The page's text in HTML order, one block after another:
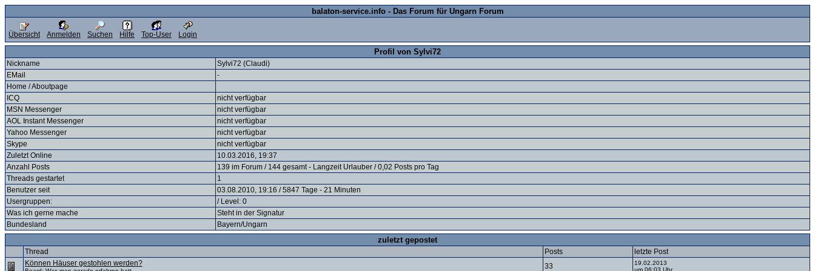
balaton-service.info - Das Forum für Ungarn Forum
Übersicht Anmelden Suchen Hilfe Top-User Login
Profil von Sylvi72
Nickname
Sylvi72 (Claudi)
EMail
-
Home / Aboutpage
ICQ
nicht verfügbar
MSN Messenger
nicht verfügbar
AOL Instant Messenger
nicht verfügbar
Yahoo Messenger
nicht verfügbar
Skype
nicht verfügbar
Zuletzt Online
10.03.2016, 19:37
Anzahl Posts
139 im Forum / 144 gesamt - Langzeit Urlauber / 0,02 Posts pro Tag
Threads gestartet
1
Benutzer seit
03.08.2010, 19:16 / 5847 Tage - 21 Minuten
Usergruppen:
/ Level: 0
Was ich gerne mache
Steht in der Signatur
Bundesland
Bayern/Ungarn
zuletzt gepostet
Thread Posts
letzte Post
Können Häuser gestohlen werden?
33
19.02.2013
um 06:03 Uhr